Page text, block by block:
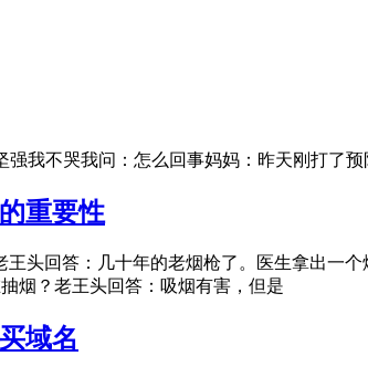
不哭我问：怎么回事妈妈：昨天刚打了预防
重要性
头回答：几十年的老烟枪了。医生拿出一
烟？老王头回答：吸烟有害，但是
域名